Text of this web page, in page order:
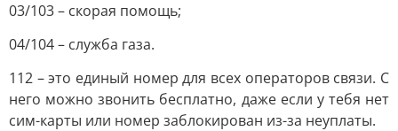
03/103 – скорая помощь;
04/104 – служба газа.
112 – это единый номер для всех операторов связи. С
него можно звонить бесплатно, даже если у тебя нет
сим-карты или номер заблокирован из-за неуплаты.